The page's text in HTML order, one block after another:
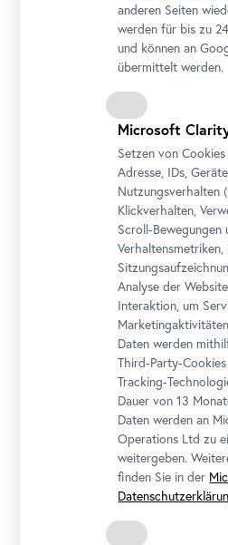
Jacob van Schuppen, „Prinz Eugen
Schlacht von Belgrad am 16. August
Foto: Johannes Stoll / Belvedere,
Belvedere
Foto: Johannes Stoll / Belvedere,
anderen Seiten
werden für bis zu
und können an
übermittelt werden.
Microsoft
Setzen von
Adresse, IDs,
Nutzungsverhalten
Klickverhalten,
Scroll-Bewegungen
Analyse der
Interaktion, um
Daten werden
Third-Party-
Tracking-
Dauer von 13
Daten werden an
Operations Ltd zu
weitergeben.
finden Sie in der